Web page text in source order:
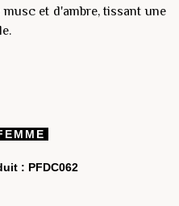
et d'ambre, tissant une
: PFDC062